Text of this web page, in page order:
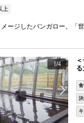
上
ージしたバンガロー。「
1/4